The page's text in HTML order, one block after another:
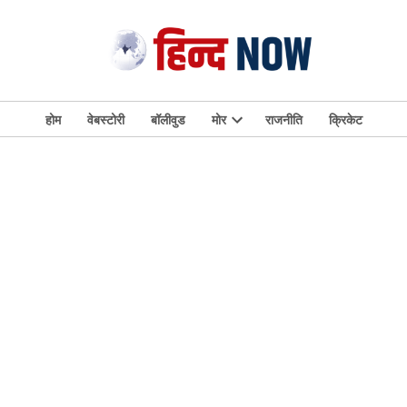
होम वेबस्टोरी बॉलीवुड मोर
Open
राजनीति क्रिकेट